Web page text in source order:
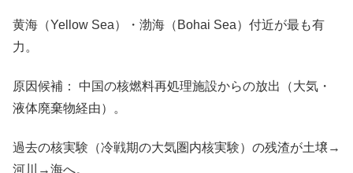
黄海（Yellow Sea）・渤海（Bohai Sea）付近が最も有
力。
原因候補： 中国の核燃料再処理施設からの放出（大気・
液体廃棄物経由）。
過去の核実験（冷戦期の大気圏内核実験）の残渣が土壌→
河川→海へ。